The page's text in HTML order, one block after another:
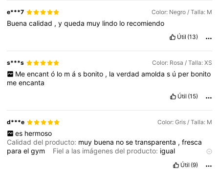
e***7 Color: Negro / Talla: M
Buenacalidad ,yqueda muy lindo lo recomiendo
Útil (13)
s***s Color: Rosa / Talla: XS
Me encant ó lo m á s bonito , la verdad amolda s ú per bonito
meencanta
Útil (15)
d***e Color: Gris / Talla: M
es hermoso
Calidad del producto: muy buena nosetransparenta ,fresca
paraelgym Fiel a las imágenes del producto: igual
lyra
Útil (9)